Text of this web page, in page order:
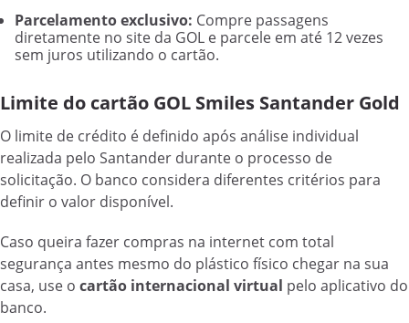
Parcelamento exclusivo: Compre passagens
diretamente no site da GOL e parcele em até 12 vezes
sem juros utilizando o cartão.
Limite do cartão GOL Smiles Santander Gold
O limite de crédito é definido após análise individual
realizada pelo Santander durante o processo de
solicitação. O banco considera diferentes critérios para
definir o valor disponível.
Caso queira fazer compras na internet com total
segurança antes mesmo do plástico físico chegar na sua
casa, use o cartão internacional virtual pelo aplicativo do
banco.